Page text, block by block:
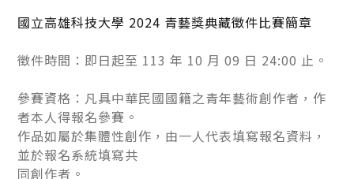
國立高雄科技大學 2024 青藝獎典藏徵件比賽簡章
徵件時間：即日起至 113 年 10 月 09 日 24:00 止。
參賽資格：凡具中華民國國籍之青年藝術創作者，作
者本人得報名參賽。
作品如屬於集體性創作，由一人代表填寫報名資料，
並於報名系統填寫共
同創作者。